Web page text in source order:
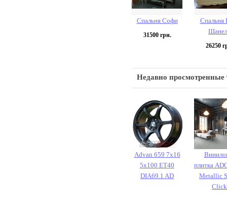
Спальня Софи
31500грн.
Спальня
26250
Недавно просмотренные
Advan 659 7x16
5x100 ET40
DIA69.1 AD
плитка
Metallic
Click